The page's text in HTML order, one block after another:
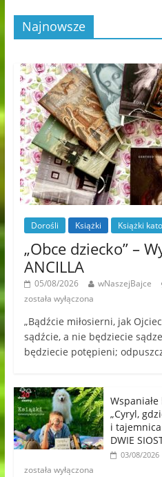
Najnowsze
Dorośli Książki Książki
„Obce dziecko” –
ANCILLA
05/08/2026 wNaszejBajce
została wyłączona
„Bądźcie miłosierni, jak
sądźcie, a nie będziecie
będziecie potępieni;
„Cyryl,
i
DWIE
03/08/2026
została wyłączona